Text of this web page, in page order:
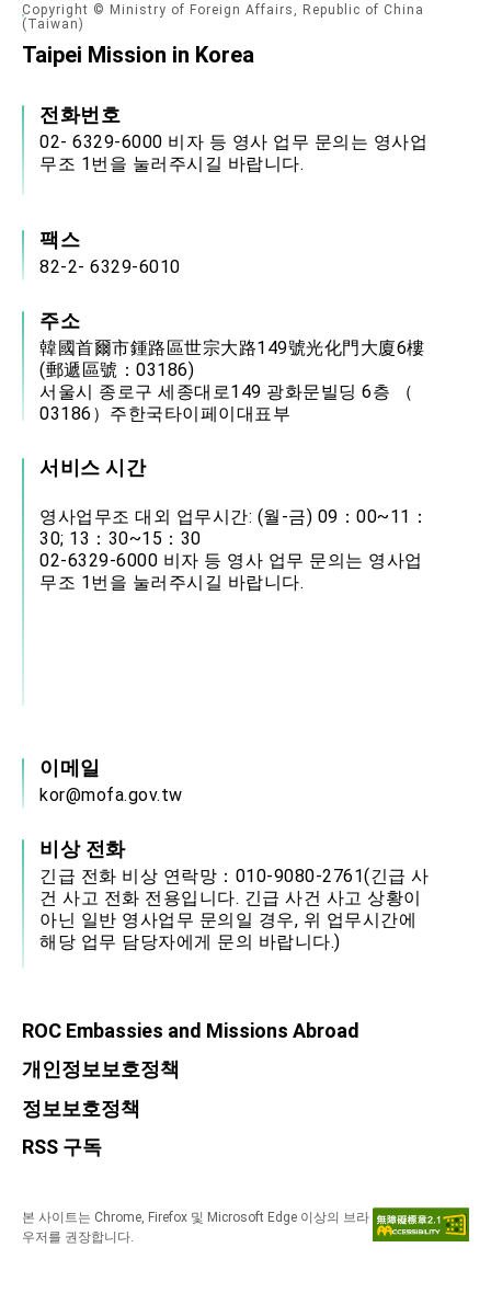
Copyright © Ministry of Foreign Affairs, Republic of China
(Taiwan)
Taipei Mission in Korea
전화번호
02- 6329-6000 비자 등 영사 업무 문의는 영사업
무조 1번을 눌러주시길 바랍니다.
팩스
82-2- 6329-6010
주소
韓國首爾市鍾路區世宗大路149號光化門大廈6樓
(郵遞區號：03186)
서울시 종로구 세종대로149 광화문빌딩 6층 （
03186）주한국타이페이대표부
서비스 시간
영사업무조 대외 업무시간: (월-금) 09：00~11：
30; 13：30~15：30
02-6329-6000 비자 등 영사 업무 문의는 영사업
무조 1번을 눌러주시길 바랍니다.
이메일
kor@mofa.gov.tw
비상 전화
긴급 전화 비상 연락망：010-9080-2761(긴급 사
건 사고 전화 전용입니다. 긴급 사건 사고 상황이
아닌 일반 영사업무 문의일 경우, 위 업무시간에
해당 업무 담당자에게 문의 바랍니다.)
ROC Embassies and Missions Abroad
개인정보보호정책
정보보호정책
RSS 구독
본 사이트는 Chrome, Firefox 및 Microsoft Edge 이상의 브라
우저를 권장합니다.